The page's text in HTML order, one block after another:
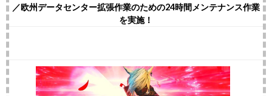
／欧州データセンター拡張作業のための24時間メンテナンス作業
を実施！